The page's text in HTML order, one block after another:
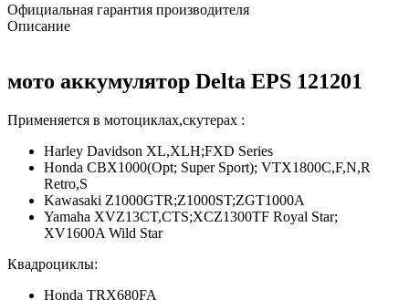
Официальная гарантия производителя
Описание
мото аккумулятор Delta EPS 121201
Применяется в мотоциклах,скутерах :
Harley Davidson XL,XLH;FXD Series
Honda CBX1000(Opt; Super Sport); VTX1800C,F,N,R
Retro,S
Kawasaki Z1000GTR;Z1000ST;ZGT1000A
Yamaha XVZ13CT,CTS;XCZ1300TF Royal Star;
XV1600A Wild Star
Квадроциклы:
Honda TRX680FA